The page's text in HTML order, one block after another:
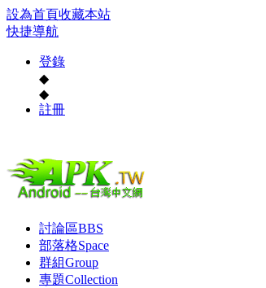
設為首頁收藏本站
快捷導航
登錄
◆
◆
註冊
討論區BBS
部落格Space
群組Group
專題Collection